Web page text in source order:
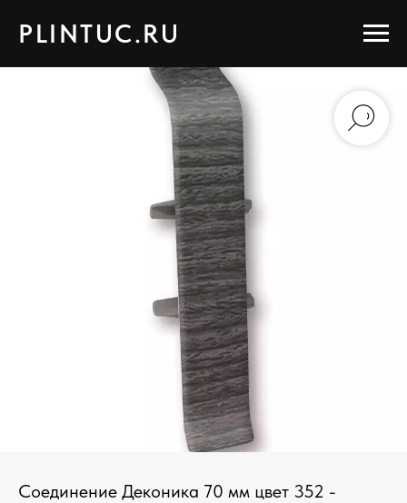
PLINTUC.RU
Соединение Деконика 70 мм цвет 352 -